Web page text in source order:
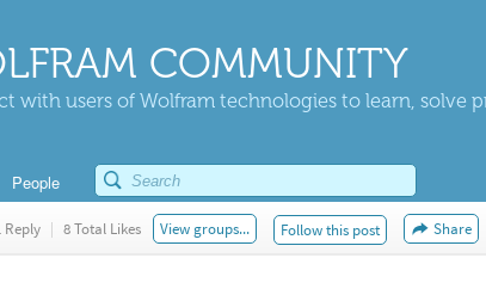
COMMUNITY
with users of Wolfram technologies to learn, solve
People
Reply | 8 Total Likes View groups... Follow this post Share